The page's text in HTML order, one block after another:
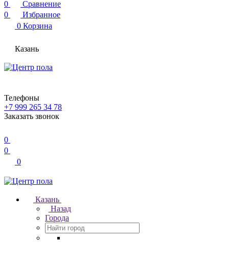
0
Сравнение
0
Избранное
0 Корзина
Казань
Телефоны
+7 999 265 34 78
Заказать звонок
0
0
0
Казань
Назад
Города